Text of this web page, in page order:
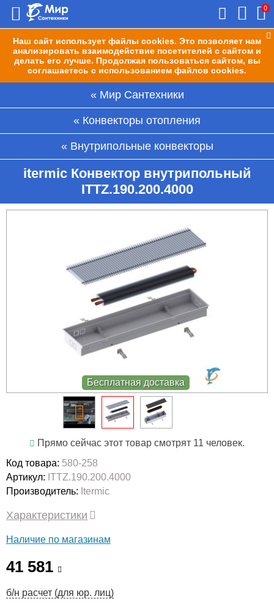
Наш сайт использует файлы cookies. Это позволяет нам
анализировать взаимодействие посетителей с сайтом и
делать его лучше. Продолжая пользоваться сайтом, вы
соглашаетесь с использованием файлов cookies.
0
Мир Сантехники
Конвекторы отопления
Внутрипольные конвекторы
itermic Конвектор внутрипольный
ITTZ.190.200.4000
Бесплатная доставка
Прямо сейчас этот товар смотрят 11 человек.
Код товара: 580-258
Артикул: ITTZ.190.200.4000
Производитель: Itermic
Характеристики
Наличие по магазинам
41 581
б/н расчет (для юр. лиц)